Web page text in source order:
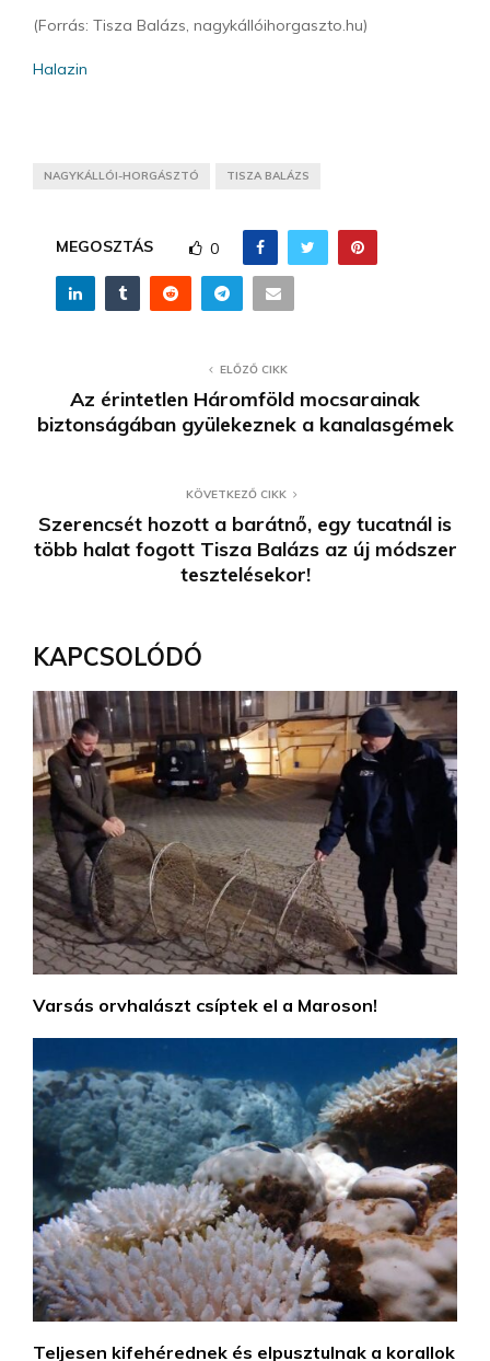
(Forrás: Tisza Balázs, nagykállóihorgaszto.hu)
Halazin
NAGYKÁLLÓI-HORGÁSZTÓ TISZA BALÁZS
MEGOSZTÁS 0
ELŐZŐ CIKK
Az érintetlen Háromföld mocsarainak
biztonságában gyülekeznek a kanalasgémek
KÖVETKEZŐ CIKK
Szerencsét hozott a barátnő, egy tucatnál is
több halat fogott Tisza Balázs az új módszer
tesztelésekor!
KAPCSOLÓDÓ
Varsás orvhalászt csíptek el a Maroson!
Teljesen kifehérednek és elpusztulnak a korallok